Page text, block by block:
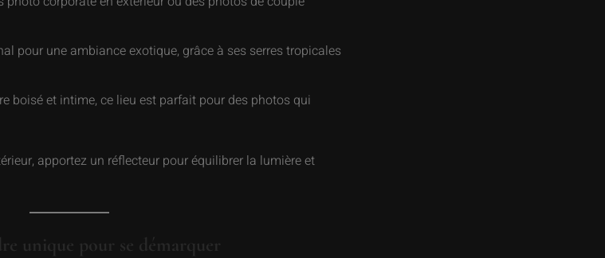
pour une ambiance exotique, grâce à ses serres tropicales
boisé et intime, ce lieu est parfait pour des photos qui
apportez un réflecteur pour équilibrer la lumière et
unique pour se démarquer